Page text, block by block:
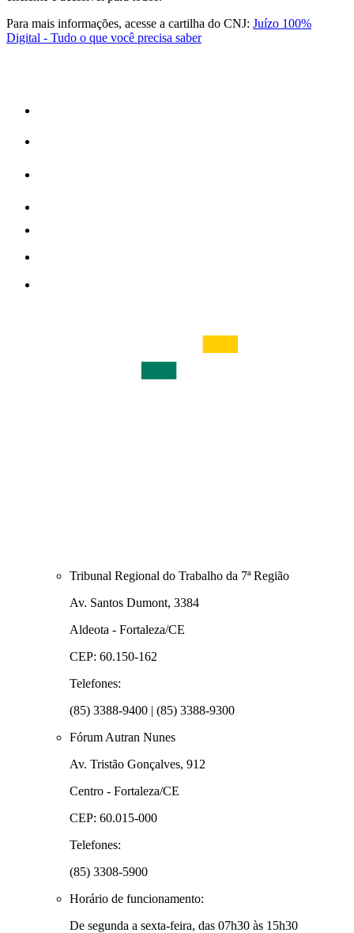
Para mais informações, acesse a cartilha do CNJ: Juízo 100%
Digital - Tudo o que você precisa saber
Tribunal Regional do Trabalho da 7ª Região
Av. Santos Dumont, 3384
Aldeota - Fortaleza/CE
CEP: 60.150-162
Telefones:
(85) 3388-9400 | (85) 3388-9300
Fórum Autran Nunes
Av. Tristão Gonçalves, 912
Centro - Fortaleza/CE
CEP: 60.015-000
Telefones:
(85) 3308-5900
Horário de funcionamento:
De segunda a sexta-feira, das 07h30 às 15h30